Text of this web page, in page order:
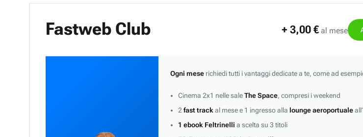
Fastweb Club + 3,00 € al mese
Ogni meserichiedi tutti i vantaggi dedicate a te, come ad
Cinema 2x1 nelle saleThe Space, compresi i weekend
2 fast track al mese e 1 ingresso alla lounge aeroportuale
1 ebook Feltrinelli a scelta su 3 titoli